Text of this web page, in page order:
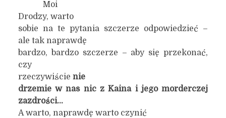
Moi
Drodzy, warto
sobie na te pytania szczerze odpowiedzieć –
ale tak naprawdę
bardzo, bardzo szczerze – aby się przekonać,
czy
rzeczywiście nie
drzemie w nas nic z Kaina i jego morderczej
zazdrości…
A warto, naprawdę warto czynić